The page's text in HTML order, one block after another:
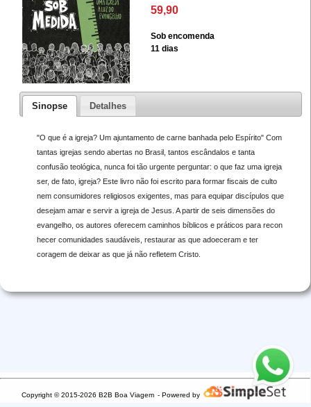
59,90
Sob encomenda
11 dias
Sinopse Detalhes
"O que é a igreja? Um ajuntamento de carne banhada pelo Espírito" Com
tantas igrejas sendo abertas no Brasil, tantos escândalos e tanta
confusão teológica, nunca foi tão urgente perguntar: o que faz uma igreja
ser, de fato, igreja? Este livro não foi escrito para formar fiscais de culto
nem consumidores religiosos exigentes, mas para equipar discípulos que
desejam amar e servir a igreja de Jesus. A partir de seis dimensões do
evangelho, os autores oferecem caminhos bíblicos e práticos para recon
hecer comunidades saudáveis, restaurar as que adoeceram e ter
coragem de deixar as que já não refletem Cristo.
Copyright © 2015-2026 B2B Boa Viagem - Powered by